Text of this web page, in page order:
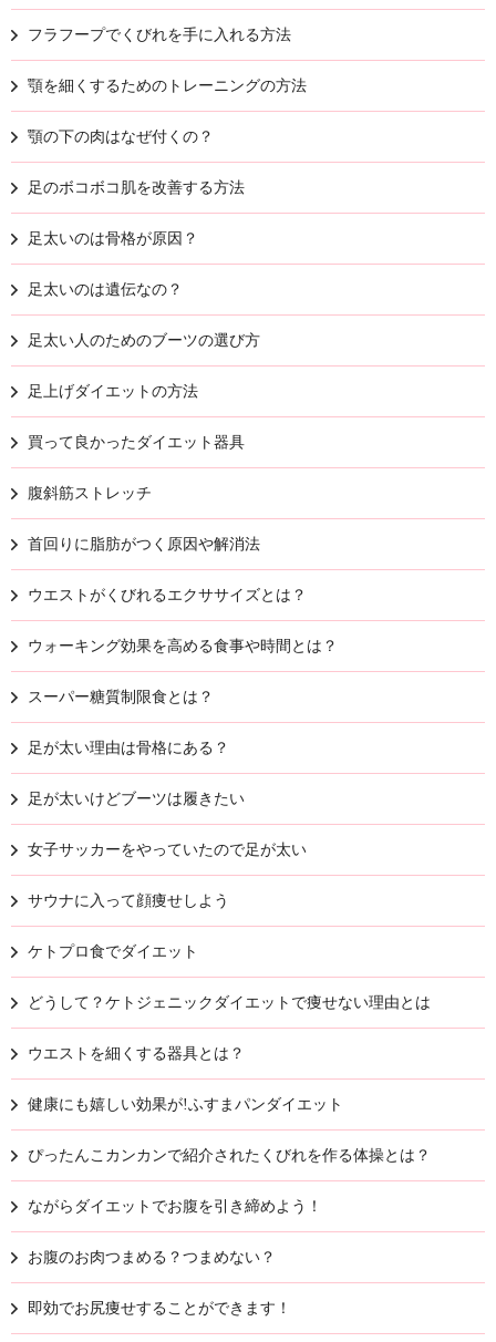
フラフープでくびれを手に入れる方法
顎を細くするためのトレーニングの方法
顎の下の肉はなぜ付くの？
足のボコボコ肌を改善する方法
足太いのは骨格が原因？
足太いのは遺伝なの？
足太い人のためのブーツの選び方
足上げダイエットの方法
買って良かったダイエット器具
腹斜筋ストレッチ
首回りに脂肪がつく原因や解消法
ウエストがくびれるエクササイズとは？
ウォーキング効果を高める食事や時間とは？
スーパー糖質制限食とは？
足が太い理由は骨格にある？
足が太いけどブーツは履きたい
女子サッカーをやっていたので足が太い
サウナに入って顔痩せしよう
ケトプロ食でダイエット
どうして？ケトジェニックダイエットで痩せない理由とは
ウエストを細くする器具とは？
健康にも嬉しい効果が!ふすまパンダイエット
ぴったんこカンカンで紹介されたくびれを作る体操とは？
ながらダイエットでお腹を引き締めよう！
お腹のお肉つまめる？つまめない？
即効でお尻痩せすることができます！